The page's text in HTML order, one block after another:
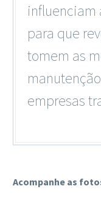
influenciam
para que
tomem as
empresas
Acompanhe as